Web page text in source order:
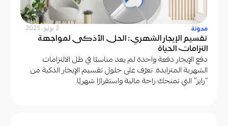
مدونة 2 يوليو، 2025
تقسيم الإيجار الشهري: الحل الأذكى لمواجهة
التزامات الحياة
دفع الإيجار دفعة واحدة لم يعد مناسبًا في ظل الالتزامات
الشهرية المتزايدة. تعرّف على حلول تقسيم الإيجار الذكية من
“رايز” التي تمنحك راحة مالية واستقرارًا شهريًا.